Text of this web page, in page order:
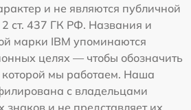
и не являются публичной
2 ст. 437 ГК РФ. Названия и
марки IBM упоминаются
целях — чтобы обозначить
которой мы работаем. Наша
с владельцами